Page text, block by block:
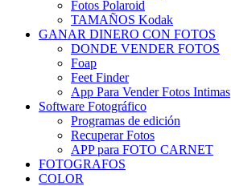
Fotos Polaroid
TAMAÑOS Kodak
GANAR DINERO CON FOTOS
DONDE VENDER FOTOS
Foap
Feet Finder
App Para Vender Fotos Intimas
Software Fotográfico
Programas de edición
Recuperar Fotos
APP para FOTO CARNET
FOTOGRAFOS
COLOR